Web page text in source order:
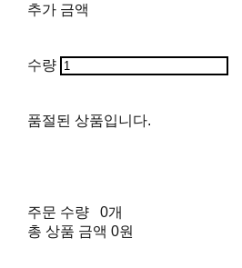
추가 금액
수량
품절된 상품입니다.
주문 수량
0개
총 상품 금액 0원